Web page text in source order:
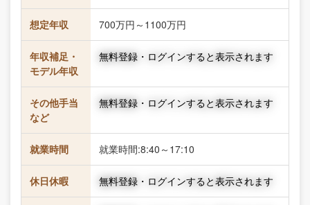
想定年収 700万円～1100万円
年収補足・
モデル年収
無料登録・ログインすると表示されます
その他手当
など
無料登録・ログインすると表示されます
就業時間 就業時間:8:40～17:10
休日休暇 無料登録・ログインすると表示されます